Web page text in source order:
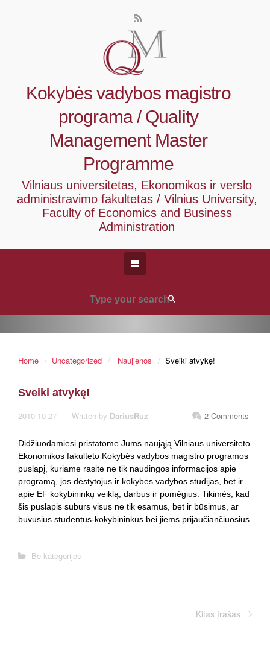
Kokybės vadybos magistro
programa / Quality
Management Master
Programme
Vilniaus universitetas, Ekonomikos ir verslo
administravimo fakultetas / Vilnius University,
Faculty of Economics and Business
Administration
Home Uncategorized Naujienos Sveiki atvykę!
Sveiki atvykę!
2010-10-27 2 Comments
Written by DariusRuz
Didžiuodamiesi pristatome Jums naująją Vilniaus universiteto
Ekonomikos fakulteto Kokybės vadybos magistro programos
puslapį, kuriame rasite ne tik naudingos informacijos apie
programą, jos dėstytojus ir kokybės vadybos studijas, bet ir
apie EF kokybininkų veiklą, darbus ir pomėgius. Tikimės, kad
šis puslapis suburs visus ne tik esamus, bet ir būsimus, ar
buvusius studentus-kokybininkus bei jiems prijaučiančiuosius.
Be kategorijos
Kitas įrašas